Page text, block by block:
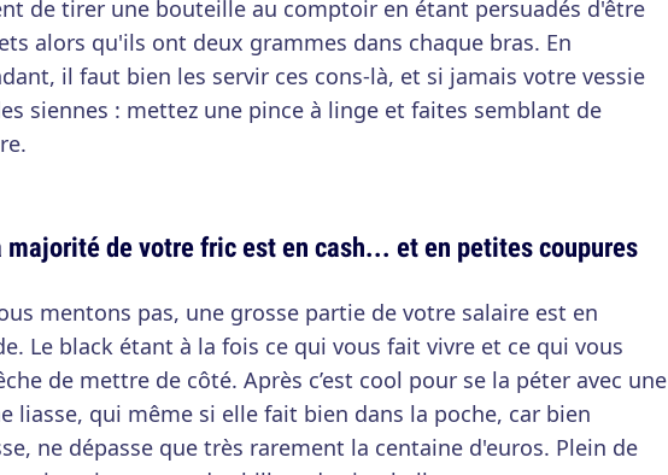
de tirer une bouteille au comptoir en étant persuadés d'être
alors qu'ils ont deux grammes dans chaque bras. En
il faut bien les servir ces cons-là, et si jamais votre vessie
siennes : mettez une pince à linge et faites semblant de
majorité de votre fric est en cash... et en petites coupures
mentons pas, une grosse partie de votre salaire est en
Le black étant à la fois ce qui vous fait vivre et ce qui vous
de mettre de côté. Après c’est cool pour se la péter avec une
liasse, qui même si elle fait bien dans la poche, car bien
ne dépasse que très rarement la centaine d'euros. Plein de